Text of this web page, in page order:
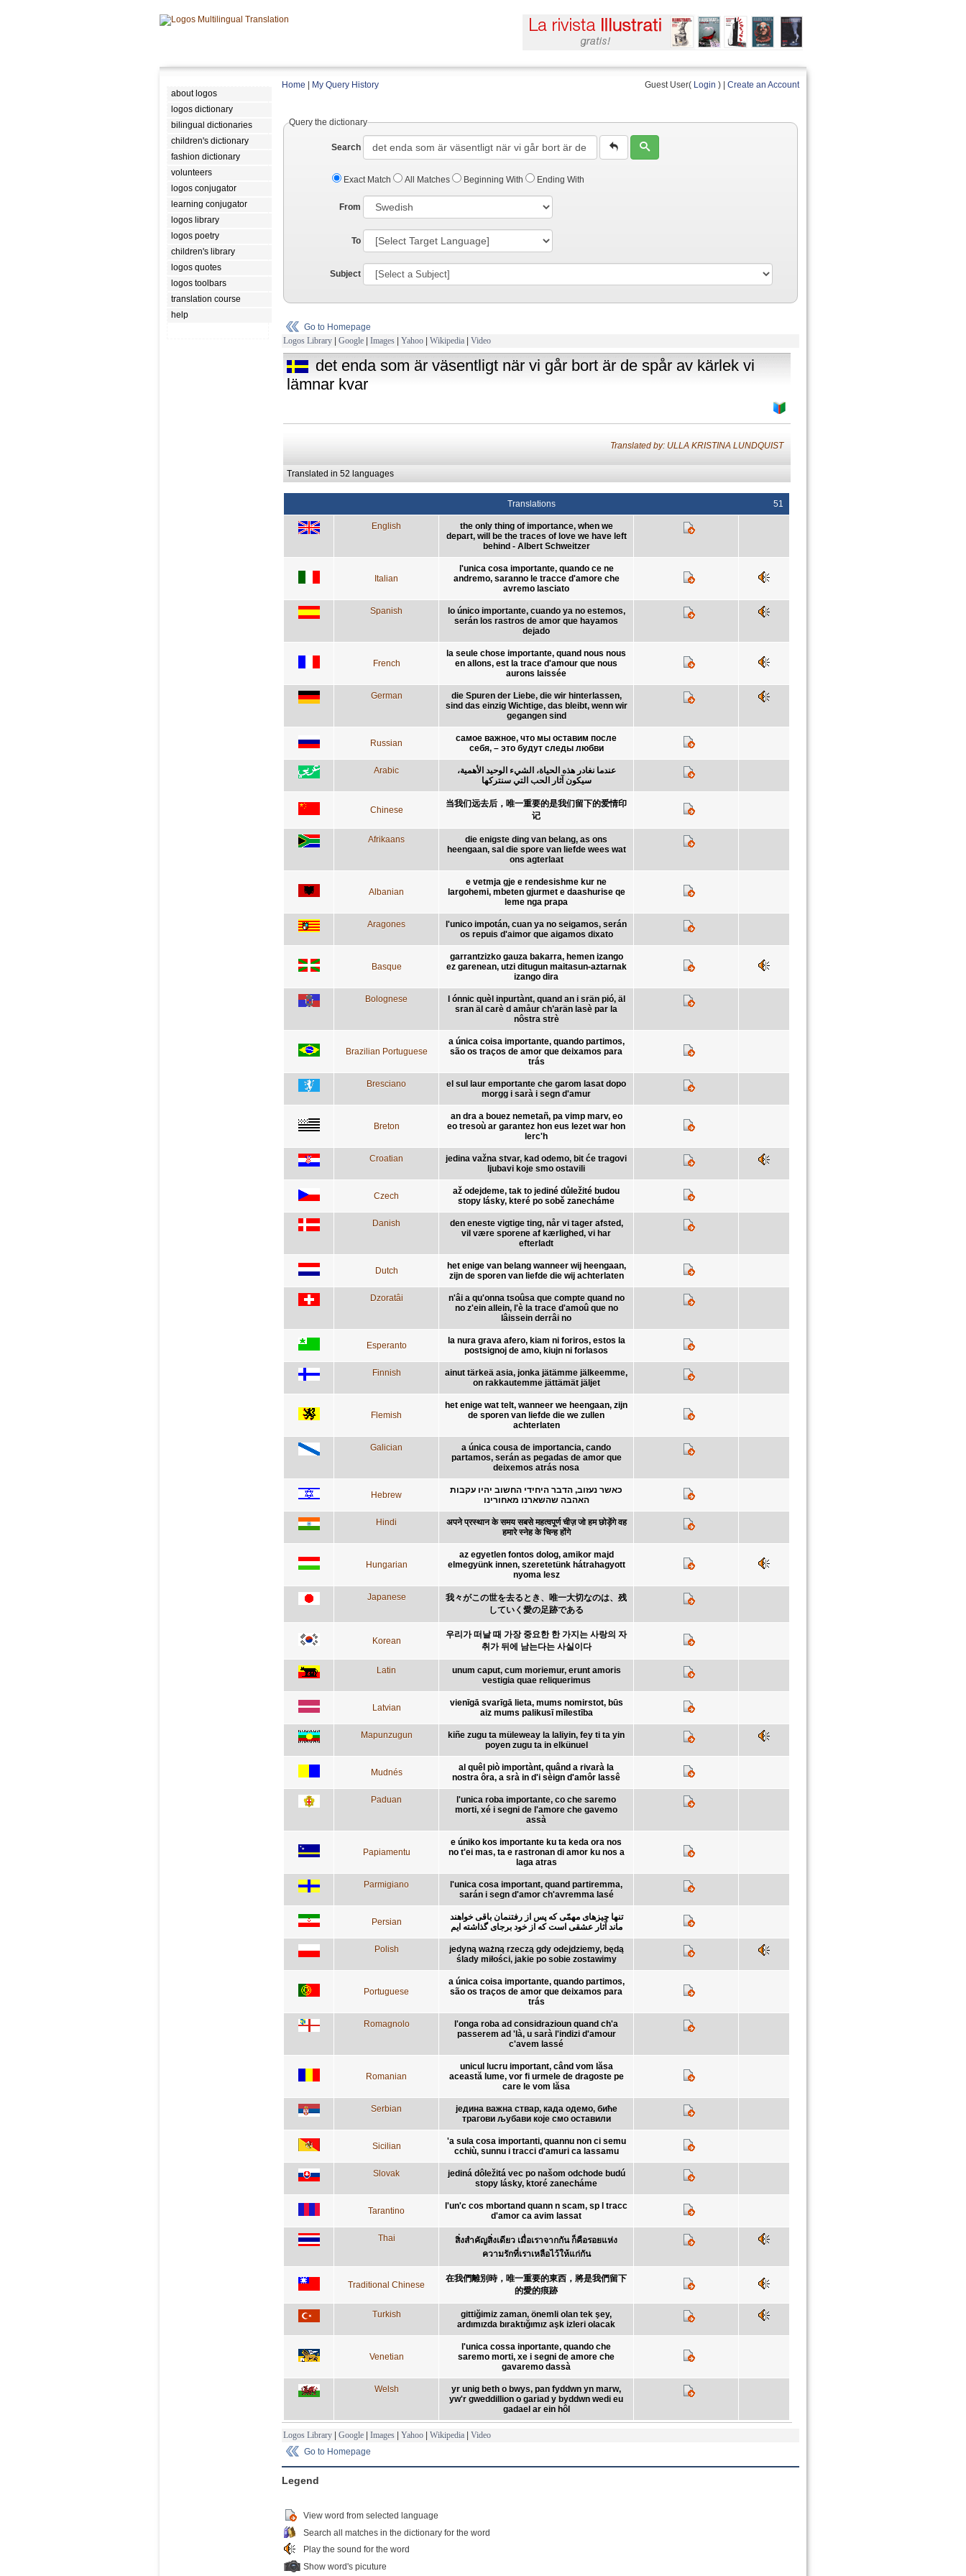
about logos
logos dictionary
bilingual dictionaries
children's dictionary
fashion dictionary
volunteers
logos conjugator
learning conjugator
logos library
logos poetry
children's library
logos quotes
logos toolbars
translation course
help
Home My Query History Guest User( Login ) | Create an Account
Query the dictionary
Search
Exact Match All Matches Beginning With Ending With
From
To
Subject
Go to Homepage
Logos Library | Google | Images | Yahoo | Wikipedia | Video
det enda som är väsentligt när vi går bort är de spår av kärlek vi
lämnar kvar
Translated by: ULLA KRISTINA LUNDQUIST
Translated in 52 languages
Translations 51
English
the only thing of importance, when we
depart, will be the traces of love we have left
behind - Albert Schweitzer
Italian
l'unica cosa importante, quando ce ne
andremo, saranno le tracce d'amore che
avremo lasciato
Spanish
lo único importante, cuando ya no estemos,
serán los rastros de amor que hayamos
dejado
French
la seule chose importante, quand nous nous
en allons, est la trace d'amour que nous
aurons laissée
German
die Spuren der Liebe, die wir hinterlassen,
sind das einzig Wichtige, das bleibt, wenn wir
gegangen sind
Russian
самое важное, что мы оставим после
себя, – это будут следы любви
Arabic
عندما نغادر هذه الحياة، الشيء الوحيد الأهمية،
سيكون آثار الحب التي سنتركها
Chinese
当我们远去后，唯一重要的是我们留下的爱情印
记
Afrikaans
die enigste ding van belang, as ons
heengaan, sal die spore van liefde wees wat
ons agterlaat
Albanian
e vetmja gje e rendesishme kur ne
largohemi, mbeten gjurmet e daashurise qe
leme nga prapa
Aragones
l'unico impotán, cuan ya no seigamos, serán
os repuis d'aimor que aigamos dixato
Basque
garrantzizko gauza bakarra, hemen izango
ez garenean, utzi ditugun maitasun-aztarnak
izango dira
Bolognese
l ónnic quèl inpurtànt, quand an i srän pió, äl
sran äl carè d amåur ch’arän lasè par la
nôstra strè
Brazilian Portuguese
a única coisa importante, quando partimos,
são os traços de amor que deixamos para
trás
Bresciano
el sul laur emportante che garom lasat dopo
morgg i sarà i segn d'amur
Breton
an dra a bouez nemetañ, pa vimp marv, eo
eo tresoù ar garantez hon eus lezet war hon
lerc'h
Croatian
jedina važna stvar, kad odemo, bit će tragovi
ljubavi koje smo ostavili
Czech
až odejdeme, tak to jediné důležité budou
stopy lásky, které po sobě zanecháme
Danish
den eneste vigtige ting, når vi tager afsted,
vil være sporene af kærlighed, vi har
efterladt
Dutch
het enige van belang wanneer wij heengaan,
zijn de sporen van liefde die wij achterlaten
Dzoratâi
n'âi a qu'onna tsoûsa que compte quand no
no z'ein allein, l'è la trace d'amoû que no
lâissein derrâi no
Esperanto
la nura grava afero, kiam ni foriros, estos la
postsignoj de amo, kiujn ni forlasos
Finnish
ainut tärkeä asia, jonka jätämme jälkeemme,
on rakkautemme jättämät jäljet
Flemish
het enige wat telt, wanneer we heengaan, zijn
de sporen van liefde die we zullen
achterlaten
Galician
a única cousa de importancia, cando
partamos, serán as pegadas de amor que
deixemos atrás nosa
Hebrew
כאשר נעזוב, הדבר היחידי החשוב יהיו עקבות
האהבה שהשארנו מאחורינו
Hindi
अपने प्रस्थान के समय सबसे महत्वपूर्ण चीज़ जो हम छोड़ेंगे वह
हमारे स्नेह के चिन्ह होंगे
Hungarian
az egyetlen fontos dolog, amikor majd
elmegyünk innen, szeretetünk hátrahagyott
nyoma lesz
Japanese
我々がこの世を去るとき、唯一大切なのは、残
していく愛の足跡である
Korean
우리가 떠날 때 가장 중요한 한 가지는 사랑의 자
취가 뒤에 남는다는 사실이다
Latin
unum caput, cum moriemur, erunt amoris
vestigia quae reliquerimus
Latvian
vienīgā svarīgā lieta, mums nomirstot, būs
aiz mums palikusī mīlestība
Mapunzugun
kiñe zugu ta müleweay la laliyin, fey ti ta yin
poyen zugu ta in elkünuel
Mudnés
al quêl piò importànt, quând a rivarà la
nostra ôra, a srà in d'i sèign d'amôr lassê
Paduan
l'unica roba importante, co che saremo
morti, xé i segni de l'amore che gavemo
assà
Papiamentu
e úniko kos importante ku ta keda ora nos
no t'ei mas, ta e rastronan di amor ku nos a
laga atras
Parmigiano
l'unica cosa important, quand partiremma,
sarán i segn d'amor ch'avremma lasé
Persian
تنها چيزهای مهمّی که پس از رفتنمان باقی خواهند
ماند آثار عشقی است که از خود برجای گذاشته ايم
Polish
jedyną ważną rzeczą gdy odejdziemy, będą
ślady miłości, jakie po sobie zostawimy
Portuguese
a única coisa importante, quando partimos,
são os traços de amor que deixamos para
trás
Romagnolo
l'onga roba ad considrazioun quand ch'a
passerem ad 'là, u sarà l'indizi d'amour
c'avem lassé
Romanian
unicul lucru important, când vom lăsa
această lume, vor fi urmele de dragoste pe
care le vom lăsa
Serbian
једина важна ствар, када одемо, биће
трагови љубави које смо оставили
Sicilian
'a sula cosa importanti, quannu non ci semu
cchiù, sunnu i tracci d'amuri ca lassamu
Slovak
jediná dôležitá vec po našom odchode budú
stopy lásky, ktoré zanecháme
Tarantino
l'un'c cos mbortand quann n scam, sp l tracc
d'amor ca avim lassat
Thai
สิ่งสำคัญสิ่งเดียว เมื่อเราจากกัน ก็คือรอยแห่ง
ความรักที่เราเหลือไว้ให้แก่กัน
Traditional Chinese
在我們離別時，唯一重要的東西，將是我們留下
的愛的痕跡
Turkish
gittiğimiz zaman, önemli olan tek şey,
ardımızda bıraktığımız aşk izleri olacak
Venetian
l'unica cossa inportante, quando che
saremo morti, xe i segni de amore che
gavaremo dassà
Welsh
yr unig beth o bwys, pan fyddwn yn marw,
yw'r gweddillion o gariad y byddwn wedi eu
gadael ar ein hôl
Logos Library | Google | Images | Yahoo | Wikipedia | Video
Go to Homepage
Legend
View word from selected language
Search all matches in the dictionary for the word
Play the sound for the word
Show word's picuture